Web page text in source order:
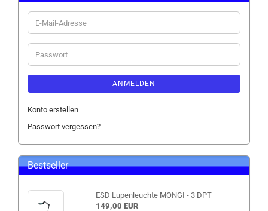
E-
Mail-
Adresse
Passwort
ANMELDEN
Konto erstellen
Passwort vergessen?
Bestseller
ESD Lupenleuchte MONGI - 3 DPT
149,00 EUR